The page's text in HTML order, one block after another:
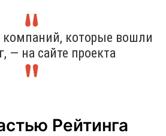
которые вошли
— на сайте проекта
Рейтинга